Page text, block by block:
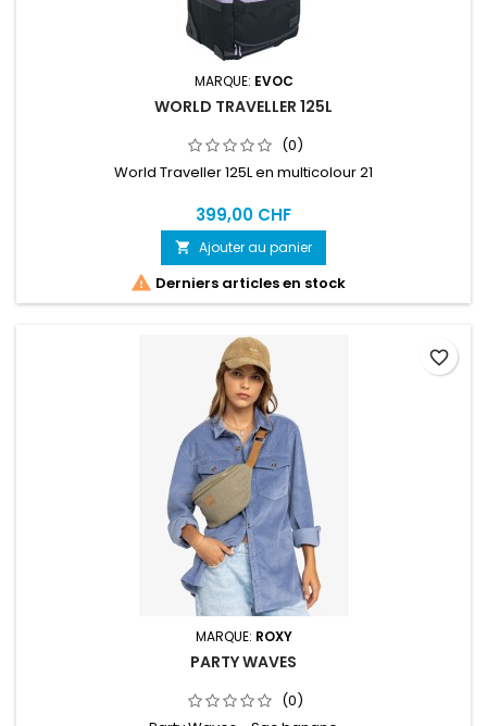
MARQUE: EVOC
WORLD TRAVELLER 125L
(0)
World Traveller 125L en multicolour 21
399,00 CHF
 Ajouter au panier
 Derniers articles en stock
MARQUE: ROXY
PARTY WAVES
(0)
favorite_border